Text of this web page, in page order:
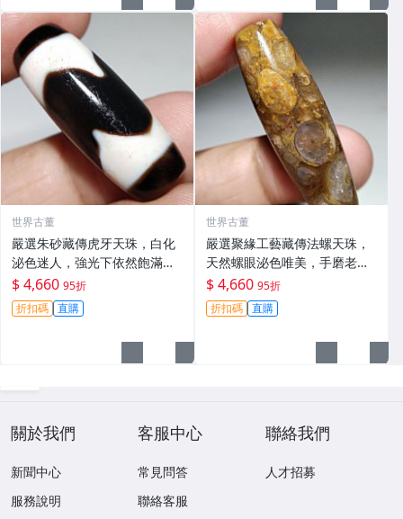
世界古董
嚴選朱砂藏傳虎牙天珠，白化
泌色迷人，強光下依然飽滿，
天然朱砂點鑲嵌，手工精心手
磨，歷久風化包漿美，適合收
藏家珍藏。 朱砂 天珠 老料
$ 4,660 95折
折扣碼 直購
世界古董
嚴選聚緣工藝藏傳法螺天珠，
天然螺眼泌色唯美，手磨老料
隨形，風化包漿飽滿，尺寸m
m 推薦 天然天珠 法螺天珠
$ 4,660 95折
折扣碼 直購
關於我們
新聞中心
服務說明
客服中心
常見問答
聯絡客服
聯絡我們
人才招募